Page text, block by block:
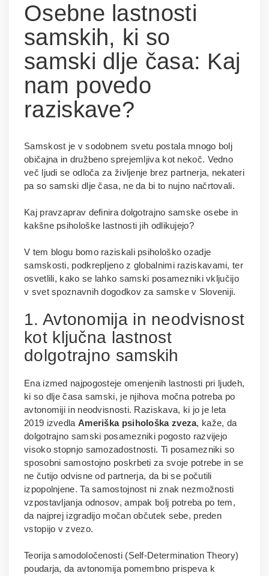
Osebne lastnosti
samskih, ki so
samski dlje časa: Kaj
nam povedo
raziskave?
Samskost je v sodobnem svetu postala mnogo bolj
običajna in družbeno sprejemljiva kot nekoč. Vedno
več ljudi se odloča za življenje brez partnerja, nekateri
pa so samski dlje časa, ne da bi to nujno načrtovali.
Kaj pravzaprav definira dolgotrajno samske osebe in
kakšne psihološke lastnosti jih odlikujejo?
V tem blogu bomo raziskali psihološko ozadje
samskosti, podkrepljeno z globalnimi raziskavami, ter
osvetlili, kako se lahko samski posamezniki vključijo
v svet spoznavnih dogodkov za samske v Sloveniji.
1. Avtonomija in neodvisnost
kot ključna lastnost
dolgotrajno samskih
Ena izmed najpogosteje omenjenih lastnosti pri ljudeh,
ki so dlje časa samski, je njihova močna potreba po
avtonomiji in neodvisnosti. Raziskava, ki jo je leta
2019 izvedla Ameriška psihološka zveza, kaže, da
dolgotrajno samski posamezniki pogosto razvijejo
visoko stopnjo samozadostnosti. Ti posamezniki so
sposobni samostojno poskrbeti za svoje potrebe in se
ne čutijo odvisne od partnerja, da bi se počutili
izpopolnjene. Ta samostojnost ni znak nezmožnosti
vzpostavljanja odnosov, ampak bolj potreba po tem,
da najprej izgradijo močan občutek sebe, preden
vstopijo v zvezo.
Teorija samodoločenosti (Self-Determination Theory)
poudarja, da avtonomija pomembno prispeva k